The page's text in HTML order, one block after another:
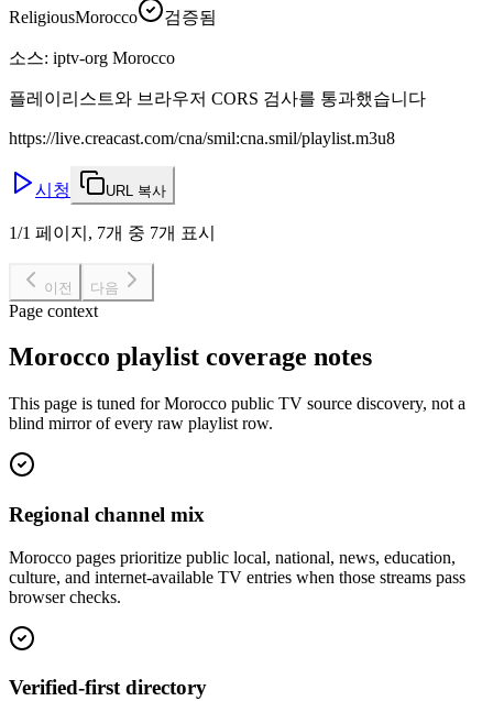
ReligiousMorocco 검증됨
소스: iptv-org Morocco
플레이리스트와 브라우저 CORS 검사를 통과했습니다
https://live.creacast.com/cna/smil:cna.smil/playlist.m3u8
시청 URL 복사
1/1 페이지, 7개 중 7개 표시
이전 다음
Page context
Morocco playlist coverage notes
This page is tuned for Morocco public TV source discovery, not a
blind mirror of every raw playlist row.
Regional channel mix
Morocco pages prioritize public local, national, news, education,
culture, and internet-available TV entries when those streams pass
browser checks.
Verified-first directory